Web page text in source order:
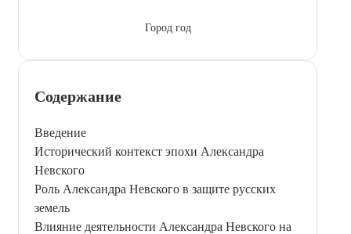
Город год
Содержание
Введение
Исторический контекст эпохи Александра
Невского
Роль Александра Невского в защите русских
земель
Влияние деятельности Александра Невского на